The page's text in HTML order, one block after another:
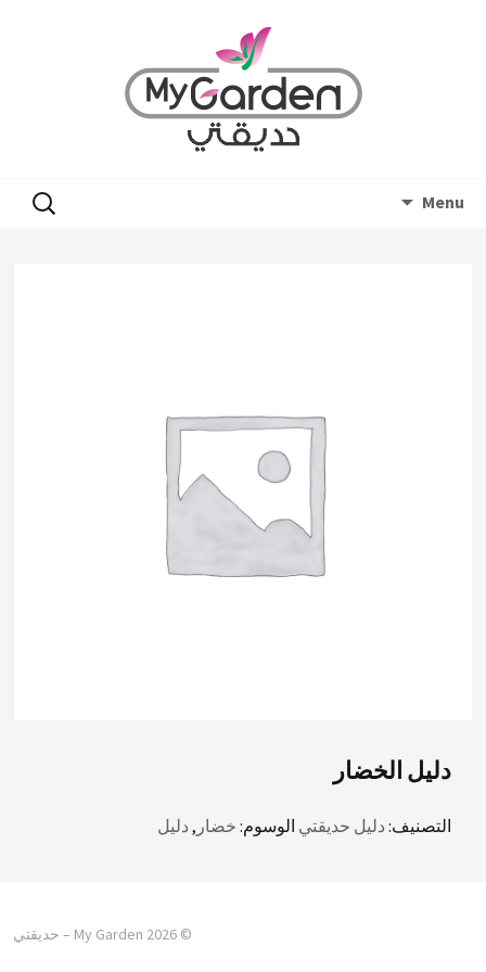
Menu
البحث
عن:
دليل الخضار
التصنيف: دليل حديقتي الوسوم: خضار , دليل
© 2026 My Garden – حديقتي